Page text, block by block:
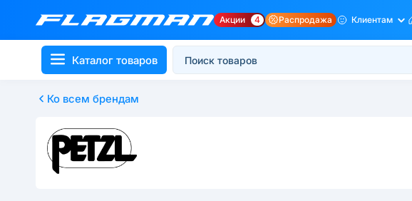
Акции 4 Распродажа Клиентам
Каталог товаров
Ко всем брендам